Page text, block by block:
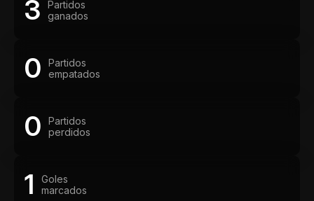
3
Partidos
ganados
0
Partidos
empatados
0
Partidos
perdidos
1
Goles
marcados